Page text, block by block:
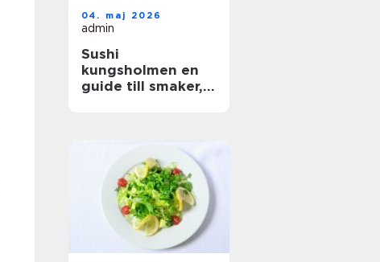
04. maj 2026
admin
Sushi
kungsholmen en
guide till smaker,